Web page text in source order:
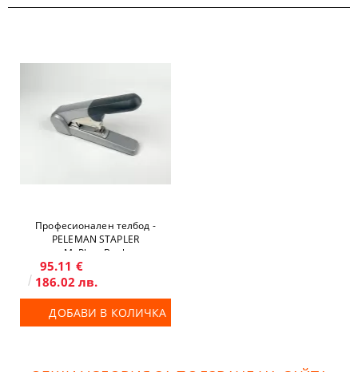
Професионален телбод -
PELEMAN STAPLER
MyPhotoBook
95.11 €
186.02 лв.
ДОБАВИ В КОЛИЧКА